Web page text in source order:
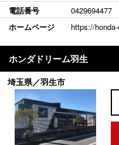
電話番号
0429694477
ホームページ
https://
埼玉県／羽生市
ホンダドリーム羽生